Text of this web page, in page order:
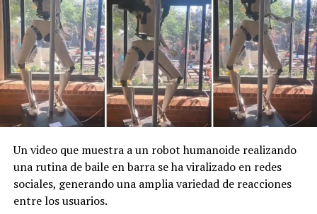
Numerosos asistentes captaron la escena con sus
teléfonos, lo que rápidamente convirtió a Merlín en un
fenómeno en Internet.
Un video que muestra a un robot humanoide realizando
una rutina de baile en barra se ha viralizado en redes
sociales, generando una amplia variedad de reacciones
entre los usuarios.